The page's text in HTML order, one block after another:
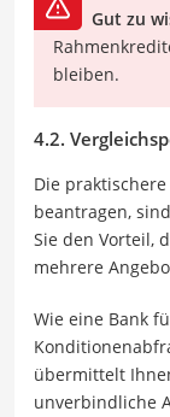
Gut zu
bleiben.
4.2.
Die
beantragen,
Sie den Vorteil,
mehrere
Wie eine Bank
übermittelt
unverbindliche